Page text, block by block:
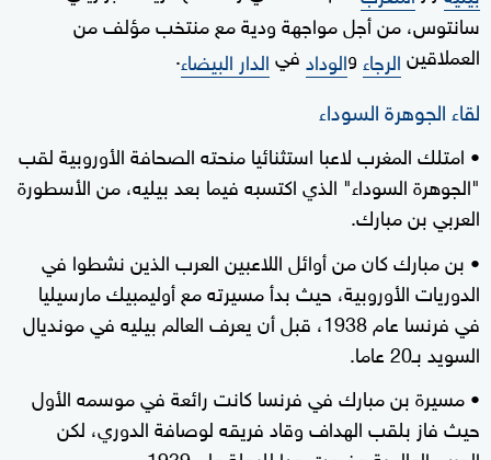
سانتوس، من أجل مواجهة ودية مع منتخب مؤلف من
العملاقينالرجاء والودادفيالدار البيضاء.
لقاء الجوهرة السوداء
• امتلك المغرب لاعبا استثنائيا منحته الصحافة الأوروبية لقب
"الجوهرة السوداء" الذي اكتسبه فيما بعد بيليه، من الأسطورة
العربي بن مبارك.
• بن مبارك كان من أوائل اللاعبين العرب الذين نشطوا في
الدوريات الأوروبية، حيث بدأ مسيرته مع أوليمبيك مارسيليا
في فرنسا عام 1938، قبل أن يعرف العالم بيليه في مونديال
السويد بـ20 عاما.
• مسيرة بن مبارك في فرنسا كانت رائعة في موسمه الأول
حيث فاز بلقب الهداف وقاد فريقه لوصافة الدوري، لكن